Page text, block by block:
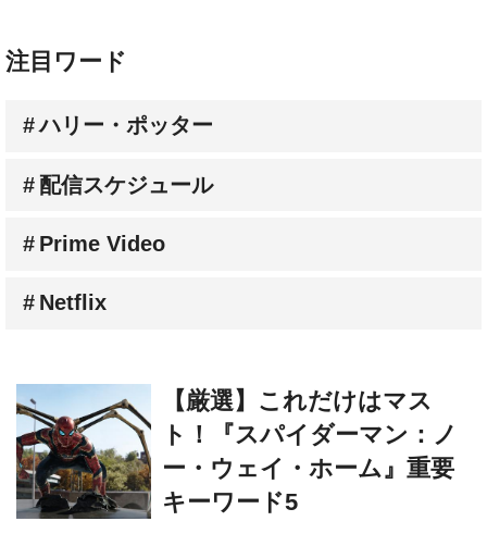
注目ワード
ハリー・ポッター
配信スケジュール
Prime Video
Netflix
【厳選】これだけはマス
ト！『スパイダーマン：ノ
ー・ウェイ・ホーム』重要
キーワード5